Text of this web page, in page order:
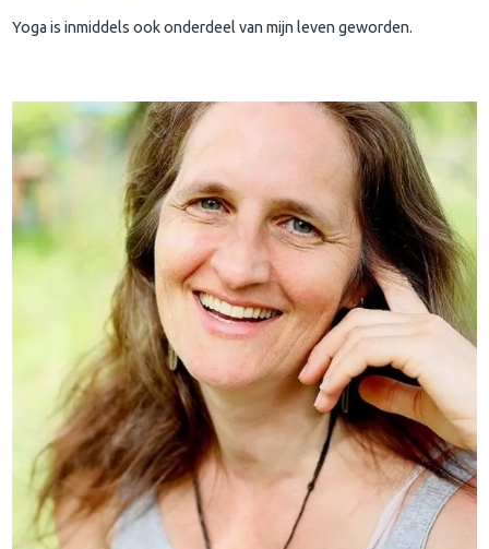
Yoga is inmiddels ook onderdeel van mijn leven geworden.